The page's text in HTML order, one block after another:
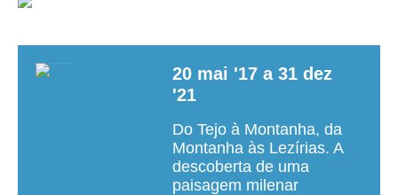
20 mai '17 a 31 dez
'21
Do Tejo à Montanha, da
Montanha às Lezírias. A
descoberta de uma
paisagem milenar